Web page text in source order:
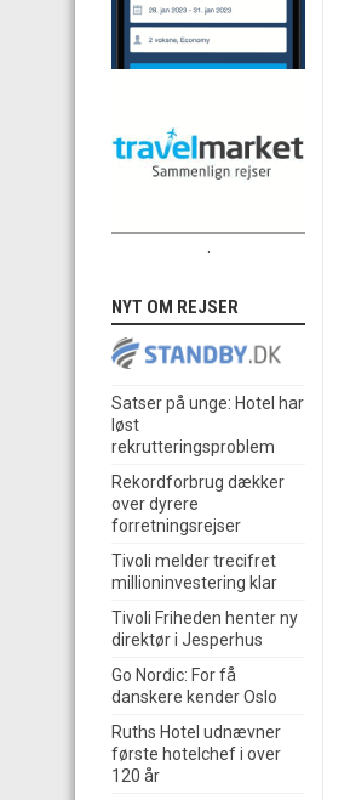
NYT OM REJSER
Satser på unge: Hotel har
løst
rekrutteringsproblem
Rekordforbrug dækker
over dyrere
forretningsrejser
Tivoli melder trecifret
millioninvestering klar
Tivoli Friheden henter ny
direktør i Jesperhus
Go Nordic: For få
danskere kender Oslo
Ruths Hotel udnævner
første hotelchef i over
120 år